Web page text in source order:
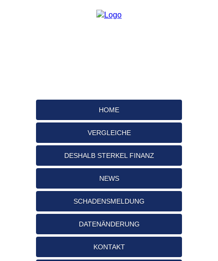
HOME
VERGLEICHE
DESHALB STERKEL FINANZ
NEWS
SCHADENSMELDUNG
DATENÄNDERUNG
KONTAKT